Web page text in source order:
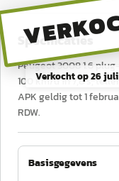
Verkocht op26
Specificaties
Peugeot 3008 1.6
100 km/u in 7,8 s,
APK geldig tot 1
RDW.
Basisgegevens